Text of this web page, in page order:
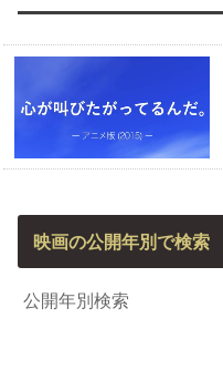
映画の公開年別で検索
公開年別検索